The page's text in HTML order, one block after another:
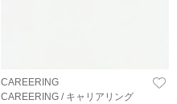
CAREERING
CAREERING / キャリアリング